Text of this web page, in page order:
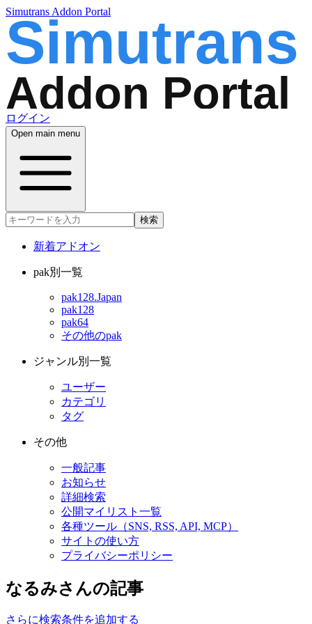
Simutrans Addon Portal
ログイン
Open main menu
検索
新着アドオン
pak別一覧
pak128.Japan
pak128
pak64
その他のpak
ジャンル別一覧
ユーザー
カテゴリ
タグ
その他
一般記事
お知らせ
詳細検索
公開マイリスト一覧
各種ツール（SNS, RSS, API, MCP）
サイトの使い方
プライバシーポリシー
なるみさんの記事
さらに検索条件を追加する